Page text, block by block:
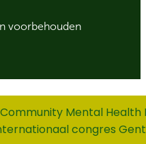
voorbehouden
Mental Health
congres Gent